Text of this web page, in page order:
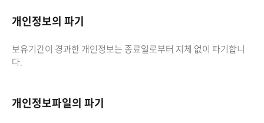
개인정보의 파기
보유기간이 경과한 개인정보는 종료일로부터 지체 없이 파기합니
다.
개인정보파일의 파기